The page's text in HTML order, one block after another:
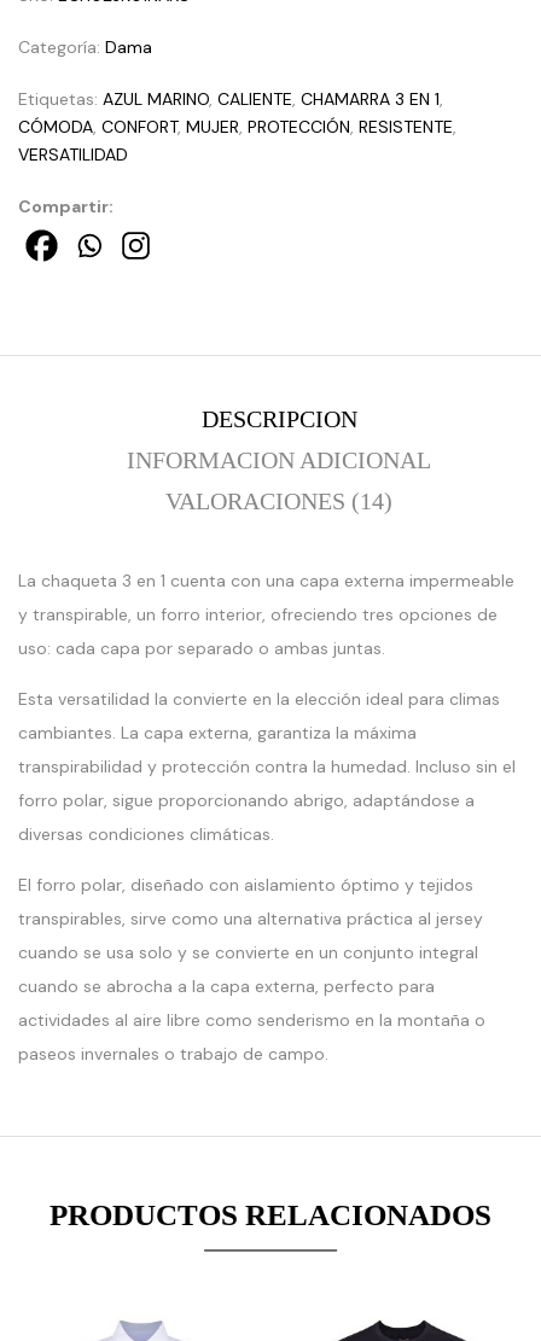
Categoría: Dama
Etiquetas: AZUL MARINO, CALIENTE, CHAMARRA 3 EN 1,
CÓMODA, CONFORT, MUJER, PROTECCIÓN, RESISTENTE,
VERSATILIDAD
Compartir:
DESCRIPCION
INFORMACION ADICIONAL
VALORACIONES (14)
La chaqueta 3 en 1 cuenta con una capa externa impermeable
y transpirable, un forro interior, ofreciendo tres opciones de
uso: cada capa por separado o ambas juntas.
Esta versatilidad la convierte en la elección ideal para climas
cambiantes. La capa externa, garantiza la máxima
transpirabilidad y protección contra la humedad. Incluso sin el
forro polar, sigue proporcionando abrigo, adaptándose a
diversas condiciones climáticas.
El forro polar, diseñado con aislamiento óptimo y tejidos
transpirables, sirve como una alternativa práctica al jersey
cuando se usa solo y se convierte en un conjunto integral
cuando se abrocha a la capa externa, perfecto para
actividades al aire libre como senderismo en la montaña o
paseos invernales o trabajo de campo.
PRODUCTOS RELACIONADOS
:
array_merge():
Expected
parameter
given
Expected
given